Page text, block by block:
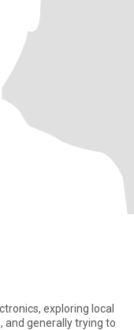
exploring local
and generally trying to